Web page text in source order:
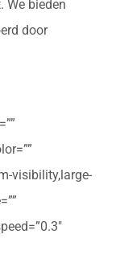
We bieden
door
visibility,large-